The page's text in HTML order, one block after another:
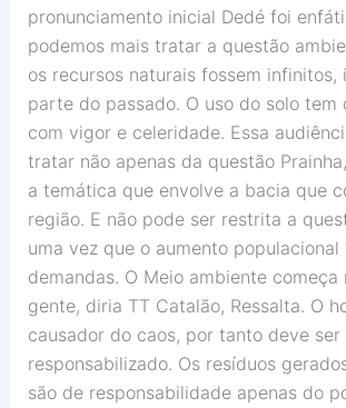
pronunciamento inicial Dedé foi
podemos mais tratar a questão
os recursos naturais fossem infinitos,
parte do passado. O uso do solo tem
com vigor e celeridade. Essa
tratar não apenas da questão
a temática que envolve a bacia que
região. E não pode ser restrita a
uma vez que o aumento populacional
demandas. O Meio ambiente começa
gente, diria TT Catalão, Ressalta. O
causador do caos, por tanto deve ser
responsabilizado. Os resíduos
são de responsabilidade apenas do